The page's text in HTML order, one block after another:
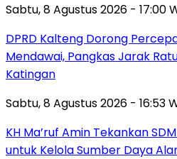
Sabtu, 8 Agustus 2026 - 17:00
DPRD Kalteng Dorong
Mendawai, Pangkas Jarak
Katingan
Sabtu, 8 Agustus 2026 - 16:53
KH Ma’ruf Amin Tekankan
untuk Kelola Sumber Daya